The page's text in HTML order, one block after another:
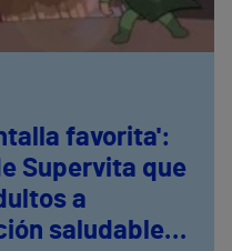
favorita':
Supervita que
a
saludable